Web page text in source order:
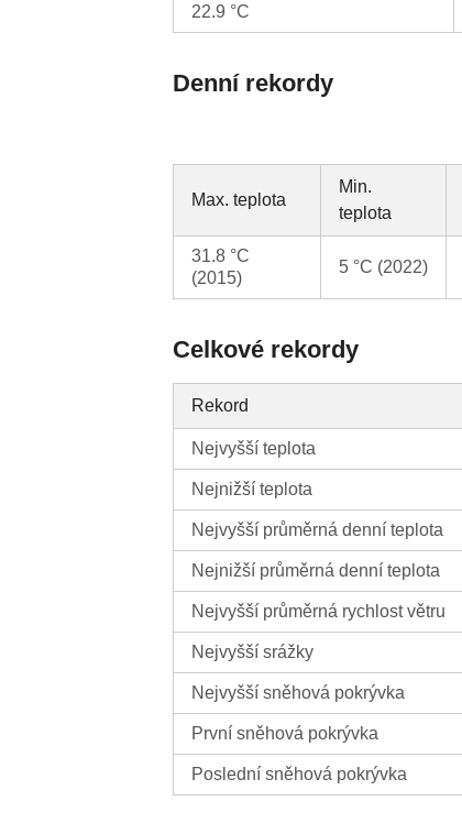
22.9 °C
Denní rekordy
Max. teplota
Min.
teplota
31.8 °C
(2015)
5 °C (2022)
Celkové rekordy
Rekord
Nejvyšší teplota
Nejnižší teplota
Nejvyšší průměrná denní teplota
Nejnižší průměrná denní teplota
Nejvyšší průměrná rychlost větru
Nejvyšší srážky
Nejvyšší sněhová pokrývka
První sněhová pokrývka
Poslední sněhová pokrývka